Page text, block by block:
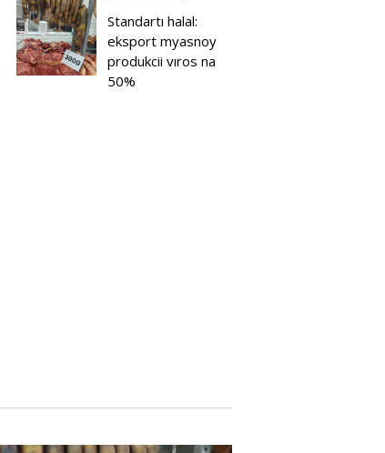
Standartı halal:
eksport myasnoy
produkcii vıros na
50%